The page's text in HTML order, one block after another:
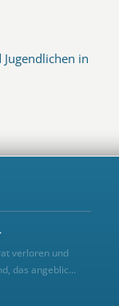
in
verloren und
das angeblic...